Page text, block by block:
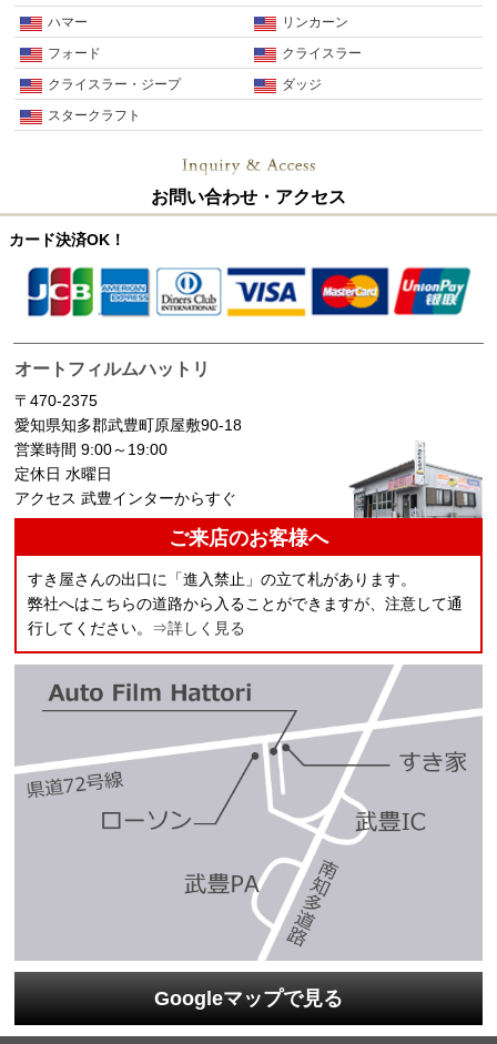
ハマー
リンカーン
フォード
クライスラー
クライスラー・ジープ
ダッジ
スタークラフト
お問い合わせ・アクセス
カード決済OK！
オートフィルムハットリ
〒470-2375
愛知県知多郡武豊町原屋敷90-18
営業時間 9:00～19:00
定休日 水曜日
アクセス 武豊インターからすぐ
ご来店のお客様へ
すき屋さんの出口に「進入禁止」の立て札があります。
弊社へはこちらの道路から入ることができますが、注意して通
行してください。 ⇒詳しく見る
Googleマップで見る